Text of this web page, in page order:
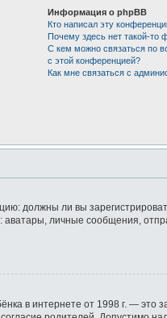
Информация о phpBB
Кто написал эту
Почему здесь нет такой-то
С кем можно связаться по
с этой конференцией?
Как мне связаться с
должны ли вы
личные сообщения,
в интернете от 1998 г. —